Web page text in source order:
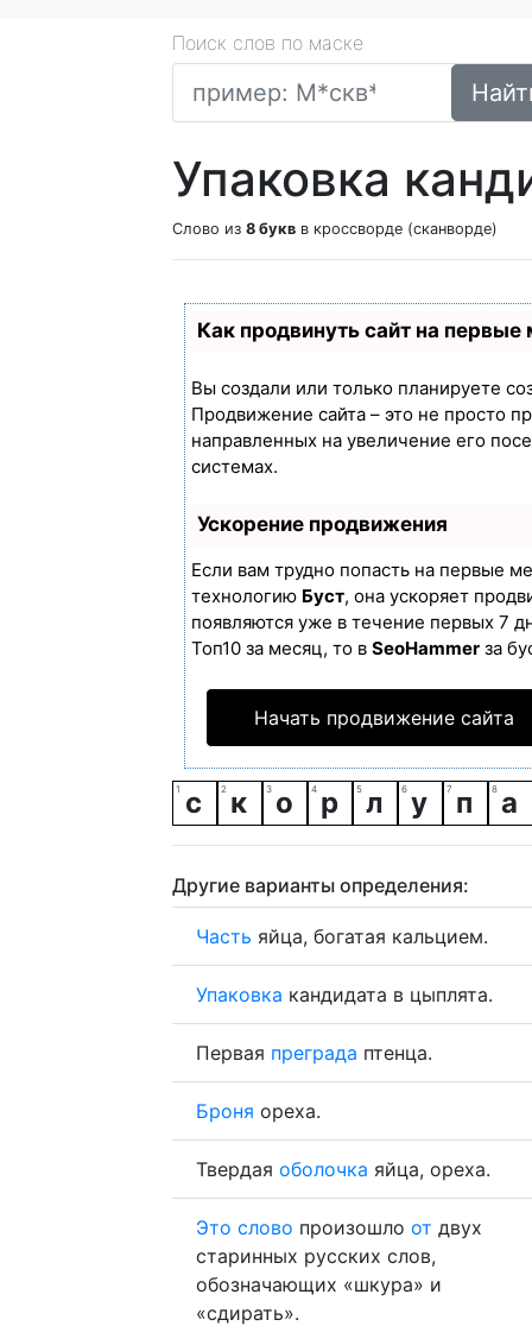
Поиск слов по маске
Упаковка
Слово из 8 букв в кроссворде (сканворде)
Как продвинуть сайт на первые
Вы создали или только планируете
Продвижение сайта – это не просто
направленных на увеличение его
системах.
Ускорение продвижения
Если вам трудно попасть на первые
технологию Буст, она ускоряет
появляются уже в течение первых 7
Топ10 за месяц, то в SeoHammer за
Начать продвижение сайта
с к о р л у п а
Другие варианты определения:
Часть яйца, богатая кальцием.
Упаковка кандидата в цыплята.
Первая преграда птенца.
Броня ореха.
Твердая оболочка яйца, ореха.
Это слово произошло от двух
старинных русских слов,
обозначающих «шкура» и
«сдирать».